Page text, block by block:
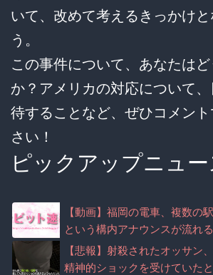
いて、改めて考えるきっかけと
う。
この事件について、あなたは
か？アメリカの対応について
待することなど、ぜひコメン
さい！
ピックアップニュー
【動画】福岡の電車、複数の
という構内アナウンスが流れ
ww
【悲報】射殺されたオッサン
精神的ショックを受けていた